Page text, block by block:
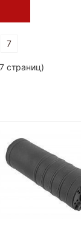
7
страниц)